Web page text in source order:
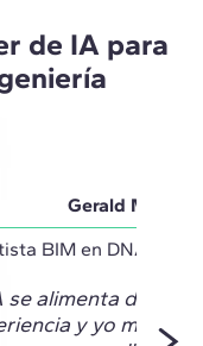
de IA para
Gerald
BIM en DNA
se alimenta de mi
y yo me